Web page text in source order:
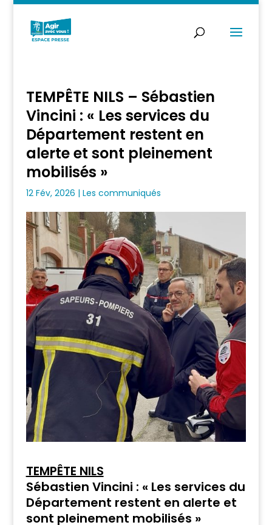
TEMPÊTE NILS – Sébastien
Vincini : « Les services du
Département restent en
alerte et sont pleinement
mobilisés »
12 Fév, 2026 | Les communiqués
TEMPÊTE NILS
Sébastien Vincini : « Les services du
Département restent en alerte et
sont pleinement mobilisés »